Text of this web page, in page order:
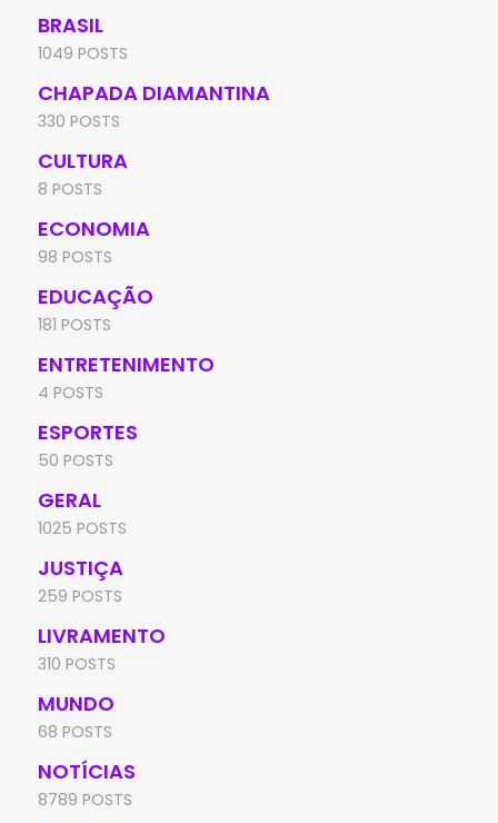
BRASIL
1049 POSTS
CHAPADA DIAMANTINA
330 POSTS
CULTURA
8 POSTS
ECONOMIA
98 POSTS
EDUCAÇÃO
181 POSTS
ENTRETENIMENTO
4 POSTS
ESPORTES
50 POSTS
GERAL
1025 POSTS
JUSTIÇA
259 POSTS
LIVRAMENTO
310 POSTS
MUNDO
68 POSTS
NOTÍCIAS
8789 POSTS